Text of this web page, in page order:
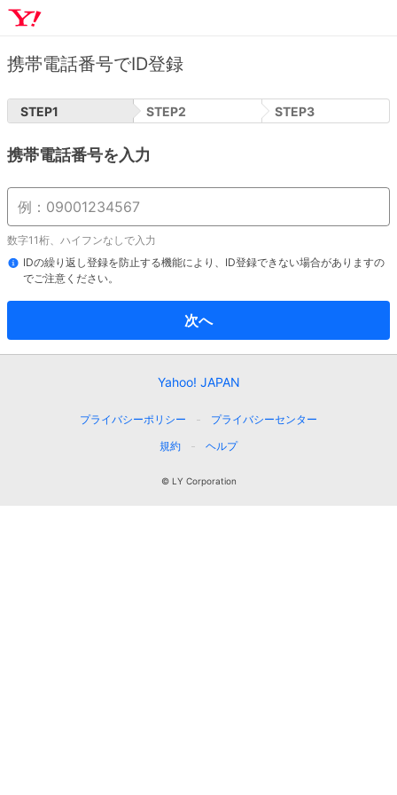
携帯電話番号でID登録
STEP1 STEP2 STEP3
携帯電話番号を入力
数字11桁、ハイフンなしで入力
IDの繰り返し登録を防止する機能により、ID登録できない場合がありますの
でご注意ください。
次へ
Yahoo! JAPAN
プライバシーポリシー
プライバシーセンター
規約
ヘルプ
© LY Corporation